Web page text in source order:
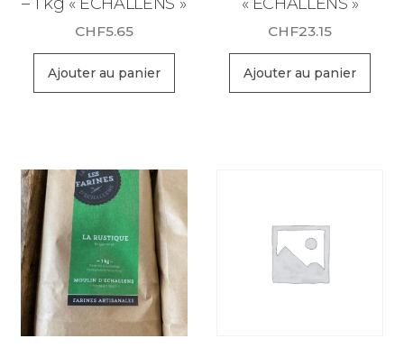
CHF5.65
Ajouter au panier
CHF23.15
Ajouter au panier